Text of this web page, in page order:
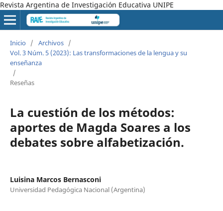
Revista Argentina de Investigación Educativa UNIPE
Inicio / Archivos /
Vol. 3 Núm. 5 (2023): Las transformaciones de la lengua y su
enseñanza
/
Reseñas
La cuestión de los métodos:
aportes de Magda Soares a los
debates sobre alfabetización.
Luisina Marcos Bernasconi
Universidad Pedagógica Nacional (Argentina)